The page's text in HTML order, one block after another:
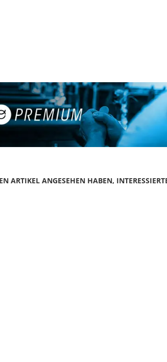
ARTIKEL ANGESEHEN HABEN,